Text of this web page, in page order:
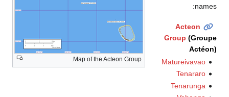
Map of the Acteon Group.
names:
Acteon
Group (Groupe
Actéon)
Matureivavao
Tenararo
Tenarunga